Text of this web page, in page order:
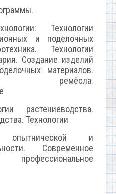
Технологии
и поделочных
Технологии
Создание изделий
материалов.
ремёсла.
растениеводства.
Технологии
опытнической и
Современное